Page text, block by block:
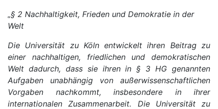
„§ 2 Nachhaltigkeit, Frieden und Demokratie in der
Welt
Die Universität zu Köln entwickelt ihren Beitrag zu
einer nachhaltigen, friedlichen und demokratischen
Welt dadurch, dass sie ihren in § 3 HG genannten
Aufgaben unabhängig von außerwissenschaftlichen
Vorgaben nachkommt, insbesondere in ihrer
internationalen Zusammenarbeit. Die Universität zu